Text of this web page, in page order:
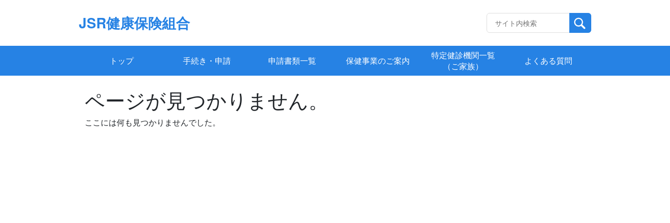
JSR健康保険組合
トップ 手続き・申請 申請書類一覧 保健事業のご案内
特定健診機関一覧
（ご家族）
よくある質問
ページが見つかりません。
ここには何も見つかりませんでした。